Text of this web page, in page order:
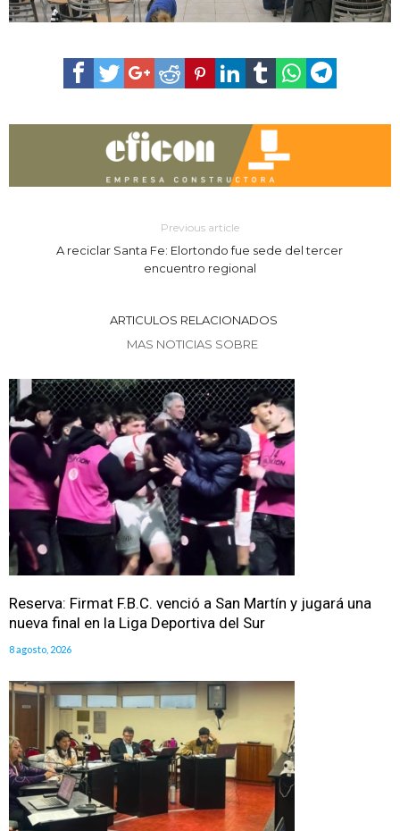
Previous article
A reciclar Santa Fe: Elortondo fue sede del tercer
encuentro regional
ARTICULOS RELACIONADOS
MAS NOTICIAS SOBRE
Reserva: Firmat F.B.C. venció a San Martín y jugará una
nueva final en la Liga Deportiva del Sur
8 agosto, 2026